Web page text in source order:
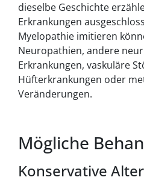
dieselbe Geschichte
Erkrankungen
Myelopathie imitieren
Neuropathien, andere
Erkrankungen, vaskuläre
Hüfterkrankungen oder
Veränderungen.
Mögliche
Konservative